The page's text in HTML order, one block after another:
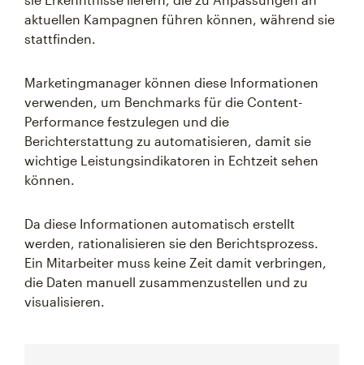
aktuellen Kampagnen führen können, während sie
stattfinden.
Marketingmanager können diese Informationen
verwenden, um Benchmarks für die Content-
Performance festzulegen und die
Berichterstattung zu automatisieren, damit sie
wichtige Leistungsindikatoren in Echtzeit sehen
können.
Da diese Informationen automatisch erstellt
werden, rationalisieren sie den Berichtsprozess.
Ein Mitarbeiter muss keine Zeit damit verbringen,
die Daten manuell zusammenzustellen und zu
visualisieren.